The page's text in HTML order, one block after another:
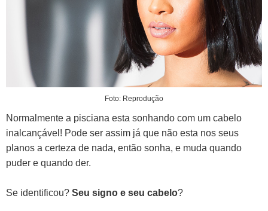
Foto: Reprodução
Normalmente a pisciana esta sonhando com um cabelo
inalcançável! Pode ser assim já que não esta nos seus
planos a certeza de nada, então sonha, e muda quando
puder e quando der.
Se identificou? Seu signo e seu cabelo?